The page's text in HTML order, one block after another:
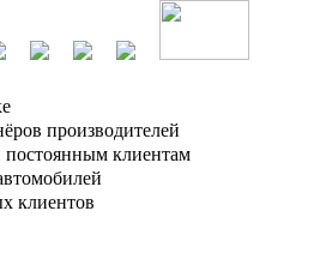
производителей
постоянным клиентам
клиентов